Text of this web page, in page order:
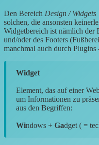
Den Bereich Design / Widgets
solchen, die ansonsten
Widgetbereich ist nämlich der
und/oder des Footers
manchmal auch durch
Widget
Element, das auf einer
um Informationen zu
aus den Begriffen:
Windows + Gadget ( =